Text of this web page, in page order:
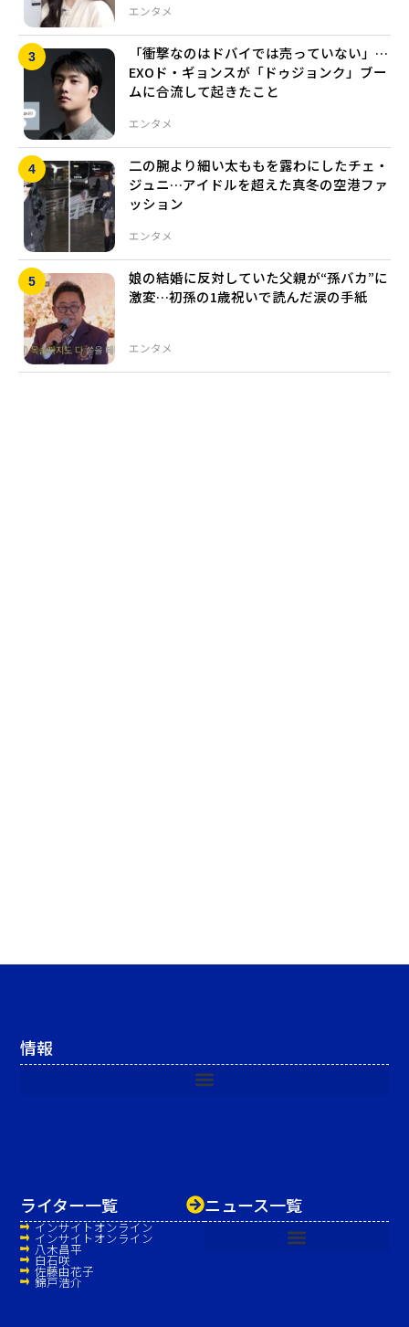
エンタメ
エンタメ
「衝撃なのはドバイでは売っていない」…
EXOド・ギョンスが「ドゥジョンク」ブー
ムに合流して起きたこと
エンタメ
二の腕より細い太ももを露わにしたチェ・
ジュニ…アイドルを超えた真冬の空港ファ
ッション
エンタメ
娘の結婚に反対していた父親が“孫バカ”に
激変…初孫の1歳祝いで読んだ涙の手紙
ニュース一覧
ライター一覧
インサイトオンライン
インサイトオンライン
八木昌平
白石咲
佐藤由花子
錦戸浩介
情報